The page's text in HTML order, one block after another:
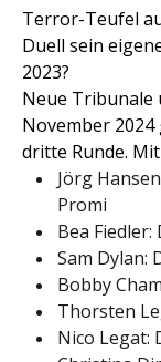
Terror-Teufel
Duell sein
2023?
Neue Tribunale
November
dritte Runde.
Jörg
Promi
Bea
Sam Dylan:
Bobby
Thorsten
Nico Legat: